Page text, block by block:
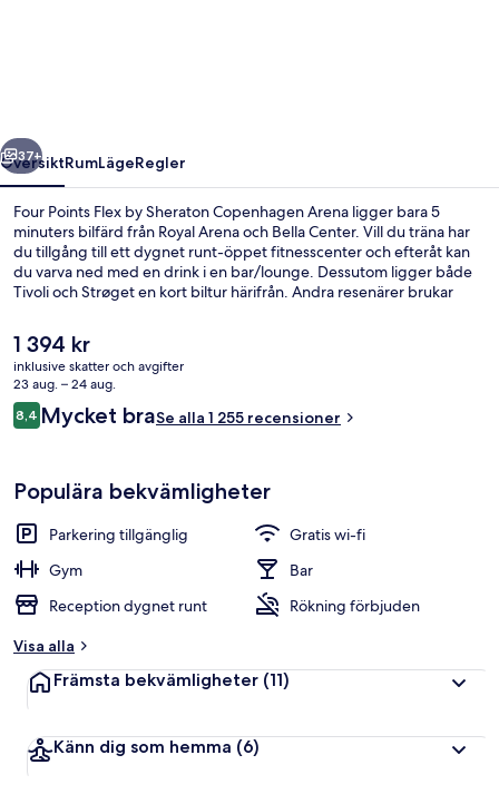
Arena
Nästa
37+
ÖversiktRumLägeRegler
Four Points Flex by Sheraton Copenhagen Arena ligger bara 5
minuters bilfärd från Royal Arena och Bella Center. Vill du träna har
du tillgång till ett dygnet runt-öppet fitnesscenter och efteråt kan
du varva ned med en drink i en bar/lounge. Dessutom ligger både
Tivoli och Strøget en kort biltur härifrån. Andra resenärer brukar
minuter bort och till Vestamager Station tar det inte mer än 10
minuter att gå.
Det
nuvarande
priset
är
1 394 kr
1 394 kr
inklusive skatter och avgifter
23 aug. – 24 aug.
Recensioner
8,48,4 av 10,
Mycket braSe alla 1 255 recensioner
Populära bekvämligheter
Parkering tillgänglig
Gratis wi-fi
Gym
Bar
Reception dygnet runt
Rökning förbjuden
Visa alla
Främsta bekvämligheter (11)
Känn dig som hemma (6)